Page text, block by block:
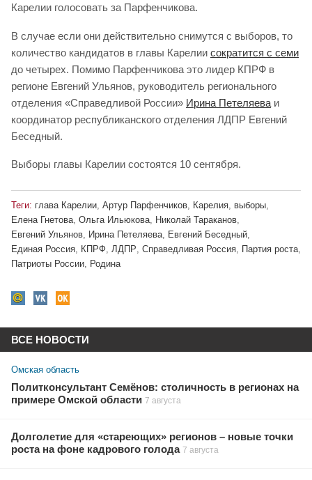
Карелии голосовать за Парфенчикова.
В случае если они действительно снимутся с выборов, то
количество кандидатов в главы Карелии сократится с семи
до четырех. Помимо Парфенчикова это лидер КПРФ в
регионе Евгений Ульянов, руководитель регионального
отделения «Справедливой России» Ирина Петеляева и
координатор республиканского отделения ЛДПР Евгений
Беседный.
Выборы главы Карелии состоятся 10 сентября.
Теги: глава Карелии Артур Парфенчиков Карелия выборы
Елена Гнетова, Ольга Ильюкова, Николай Тараканов,
Евгений Ульянов, Ирина Петеляева, Евгений Беседный,
Единая Россия, КПРФ, ЛДПР, Справедливая Россия, Партия роста,
Патриоты России, Родина
ВСЕ НОВОСТИ
Омская область
Политконсультант Семёнов: столичность в регионах на
примере Омской области 7 августа
Долголетие для «стареющих» регионов – новые точки
роста на фоне кадрового голода 7 августа